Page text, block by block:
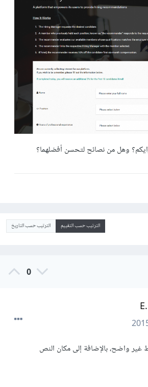
وهل من نصائح لتحسن أفضلهما؟
الترتيب حسب التقييم الترتيب حسب التاريخ
0
واضح، بالإضافة إلى مكان النص